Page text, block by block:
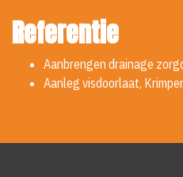
Referentie
Aanbrengen drainage
Aanleg visdoorlaat,